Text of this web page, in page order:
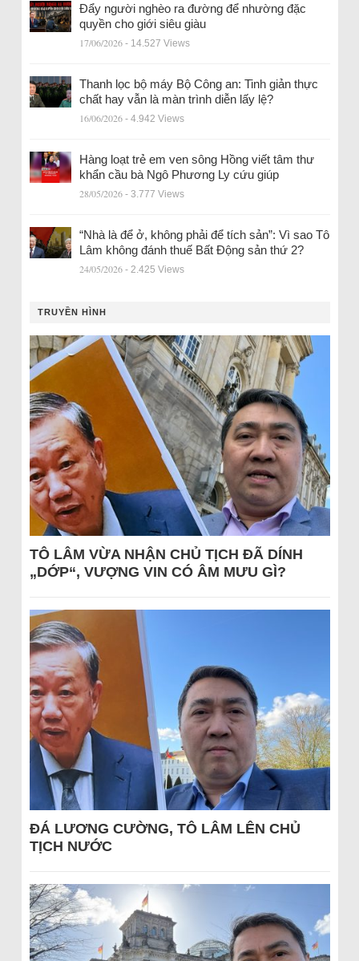
Đẩy người nghèo ra đường để nhường đặc
quyền cho giới siêu giàu
17/06/2026 - 14.527 Views
Thanh lọc bộ máy Bộ Công an: Tinh giản thực
chất hay vẫn là màn trình diễn lấy lệ?
16/06/2026 - 4.942 Views
Hàng loạt trẻ em ven sông Hồng viết tâm thư
khẩn cầu bà Ngô Phương Ly cứu giúp
28/05/2026 - 3.777 Views
“Nhà là để ở, không phải để tích sản”: Vì sao Tô
Lâm không đánh thuế Bất Động sản thứ 2?
24/05/2026 - 2.425 Views
TRUYỀN HÌNH
TÔ LÂM VỪA NHẬN CHỦ TỊCH ĐÃ DÍNH
„DỚP“, VƯỢNG VIN CÓ ÂM MƯU GÌ?
ĐÁ LƯƠNG CƯỜNG, TÔ LÂM LÊN CHỦ
TỊCH NƯỚC